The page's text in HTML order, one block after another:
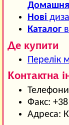
Домашня
Нові
Каталог
Де купити
Перелік
Контактна
Факс:
Адреса: